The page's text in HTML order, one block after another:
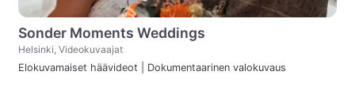
Sonder Moments Weddings
Helsinki, Videokuvaajat
Elokuvamaiset häävideot | Dokumentaarinen valokuvaus